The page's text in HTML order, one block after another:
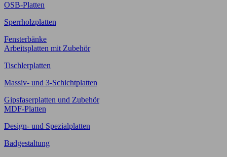
OSB-Platten
Sperrholzplatten
Fensterbänke
Arbeitsplatten mit Zubehör
Tischlerplatten
Massiv- und 3-Schichtplatten
Gipsfaserplatten und Zubehör
MDF-Platten
Design- und Spezialplatten
Badgestaltung